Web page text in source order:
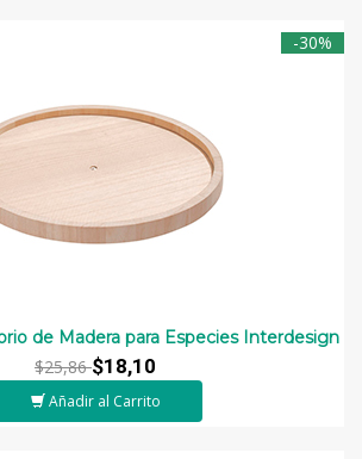
-30%
de Madera para Especies Interdesign
$25,86$18,10
Añadir al Carrito